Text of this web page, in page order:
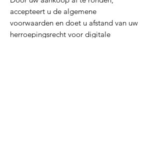
accepteert u de algemene
voorwaarden en doet u afstand van uw
herroepingsrecht voor digitale